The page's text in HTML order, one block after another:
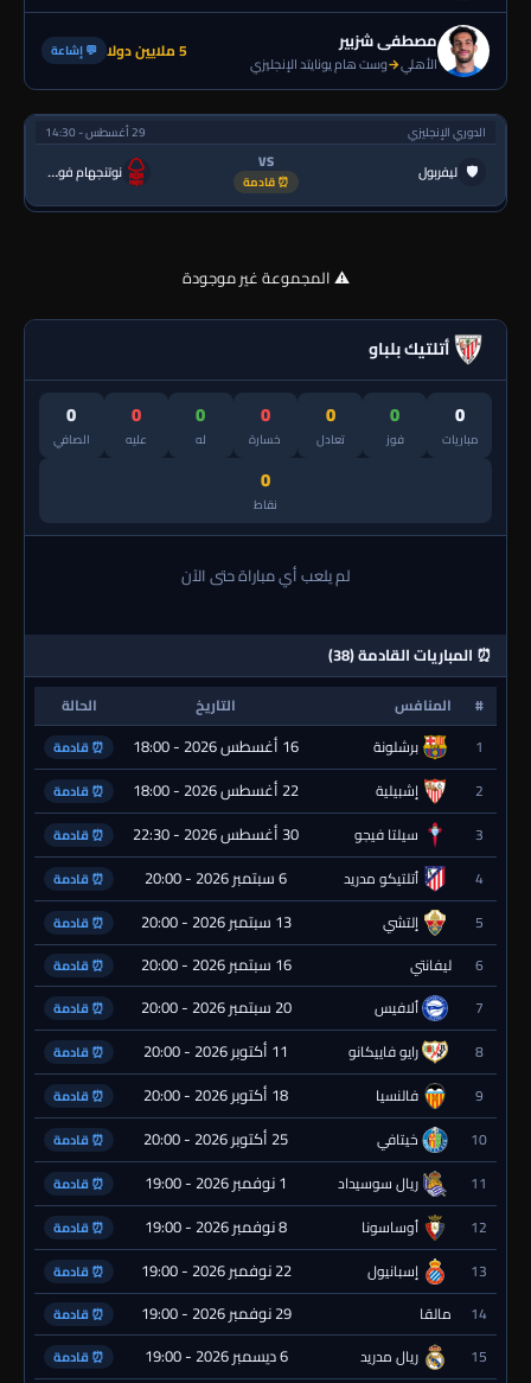
مصطفى شزبير
الأهلي→وست هام يونايتد الإنجليزي 5 ملايين دولا 💬 إشاعة
الدوري الإنجليزي 29 أغسطس - 14:30
🛡 ليفربول VS
⏰ قادمة نوتنجهام فورست
⚠️ المجموعة غير موجودة
أتلتيك بلباو
0
مباريات
0
فوز
0
تعادل
0
خسارة
0
له
0
عليه
0
الصافي
0
نقاط
لم يلعب أي مباراة حتى الآن
⏰ المباريات القادمة (38)
# المنافس التاريخ
الحالة
1
برشلونة 16 أغسطس 2026 - 18:00 ⏰ قادمة
2 إشبيلية 22 أغسطس 2026 - 18:00 ⏰ قادمة
3 سيلتا فيجو 30 أغسطس 2026 - 22:30 ⏰ قادمة
4 أتلتيكو مدريد 6 سبتمبر 2026 - 20:00 ⏰ قادمة
5 إلتشي 13 سبتمبر 2026 - 20:00 ⏰ قادمة
6 ليفانتي 16 سبتمبر 2026 - 20:00 ⏰ قادمة
7 ألافيس 20 سبتمبر 2026 - 20:00 ⏰ قادمة
8 رايو فاييكانو 11 أكتوبر 2026 - 20:00 ⏰ قادمة
9 فالنسيا 18 أكتوبر 2026 - 20:00 ⏰ قادمة
10 خيتافي 25 أكتوبر 2026 - 20:00 ⏰ قادمة
11 ريال سوسيداد 1 نوفمبر 2026 - 19:00 ⏰ قادمة
12 أوساسونا 8 نوفمبر 2026 - 19:00 ⏰ قادمة
13 إسبانيول 22 نوفمبر 2026 - 19:00 ⏰ قادمة
14 مالقا 29 نوفمبر 2026 - 19:00 ⏰ قادمة
15 ريال مدريد 6 ديسمبر 2026 - 19:00 ⏰ قادمة